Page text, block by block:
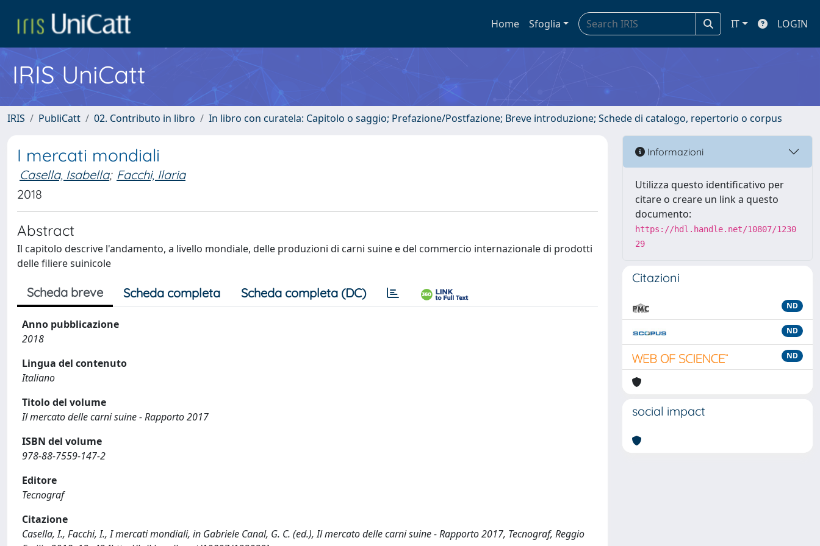
Home Sfoglia IT LOGIN
IRIS UniCatt
IRIS PubliCatt 02. Contributo in libro In libro con curatela: Capitolo o saggio; Prefazione/Postfazione; Breve introduzione; Schede di catalogo, repertorio o corpus
I mercati mondiali
Casella, Isabella; Facchi, Ilaria
2018
Abstract
Il capitolo descrive l'andamento, a livello mondiale, delle produzioni di carni suine e del commercio internazionale di prodotti
delle filiere suinicole
Scheda breve Scheda completa Scheda completa (DC)
Anno pubblicazione
2018
Lingua del contenuto
Italiano
Titolo del volume
Il mercato delle carni suine - Rapporto 2017
ISBN del volume
978-88-7559-147-2
Editore
Tecnograf
Citazione
Casella, I., Facchi, I., I mercati mondiali, in Gabriele Canal, G. C. (ed.), Il mercato delle carni suine - Rapporto 2017, Tecnograf, Reggio
Informazioni
Utilizza questo identificativo per
citare o creare un link a questo
documento:
https://hdl.handle.net/10807/1230
29
Citazioni
ND
ND
ND
social impact